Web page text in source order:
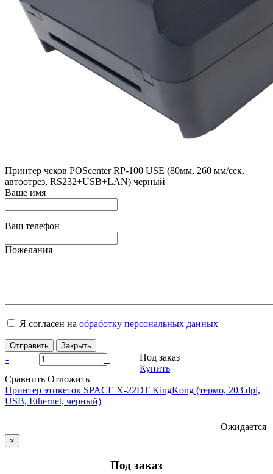
Принтер чеков POScenter RP-100 USE (80мм, 260 мм/сек,
автоотрез, RS232+USB+LAN) черный
Ваше имя
Ваш телефон
Пожелания
Я согласен на обработку персональных данных
Отправить Закрыть
- +
Под заказ
Купить
Сравнить Отложить
Принтер этикеток SPACE X-22DT KingKong (термо, 203 dpi,
USB, Ethernet, черный)
Ожидается
×
Под заказ